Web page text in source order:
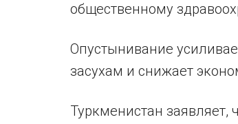
общественному
Опустынивание
засухам и снижает
Туркменистан заявляет,